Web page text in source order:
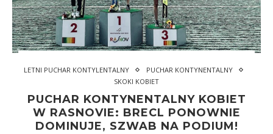
LETNI PUCHAR KONTYLENTALNY
PUCHAR KONTYNENTALNY
SKOKI KOBIET
PUCHAR KONTYNENTALNY KOBIET
W RASNOVIE: BRECL PONOWNIE
DOMINUJE, SZWAB NA PODIUM!